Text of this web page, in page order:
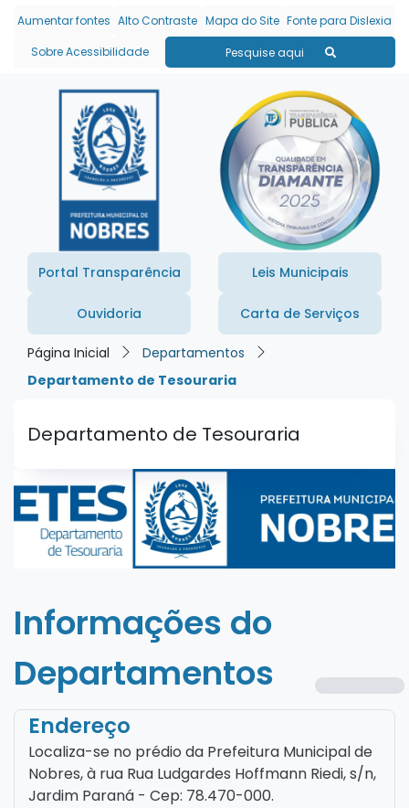
Seção de atalhos e
Ir para o conteúdo [alt+1]
Ir para o menu [alt+2]
Ir para a busca [alt+3]
Ir para o rodapé [alt+4]
Aumentar fontes Alto Contraste Mapa do Site Fonte para Dislexia
Sobre Acessibilidade
Pesquise aqui
Portal Transparência Leis Municipais
Ouvidoria Carta de Serviços
Página Inicial
Departamentos
Departamento de Tesouraria
Departamento de Tesouraria
Informações do
Departamentos
Endereço
Localiza-se no prédio da Prefeitura Municipal de
Nobres, à rua Rua Ludgardes Hoffmann Riedi, s/n,
Jardim Paraná - Cep: 78.470-000.